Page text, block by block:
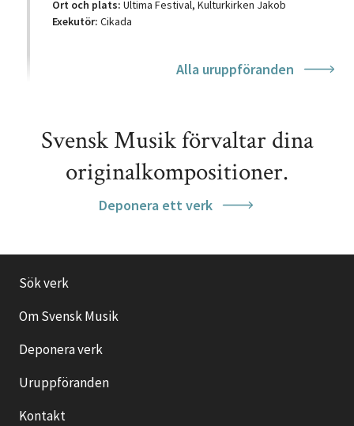
Ort och plats: Ultima Festival, Kulturkirken Jakob
Exekutör: Cikada
Alla uruppföranden
Svensk Musik förvaltar dina
originalkompositioner.
Deponera ett verk
Sök verk
Om Svensk Musik
Deponera verk
Uruppföranden
Kontakt